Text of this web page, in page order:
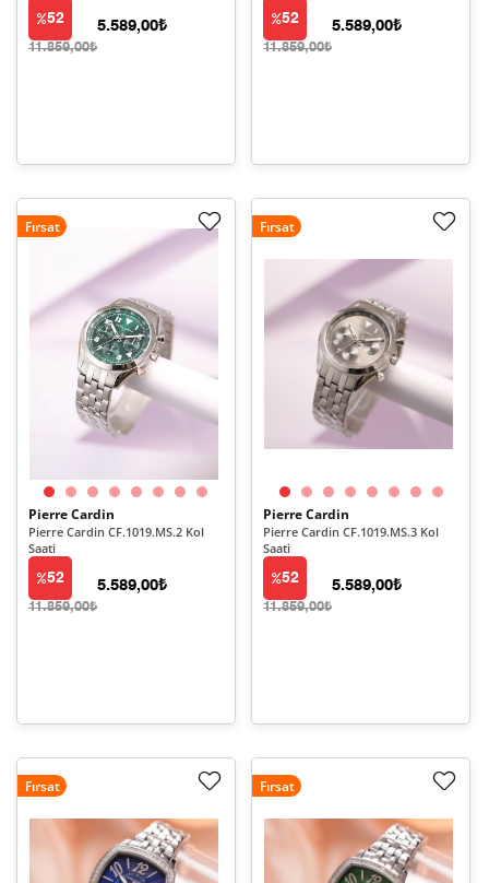
52
11.859,00₺
5.589,00₺ 52
11.859,00₺
5.589,00₺
Fırsat
Pierre Cardin
Pierre Cardin CF.1019.MS.2 Kol
Saati
52
11.859,00₺
5.589,00₺
Fırsat
Pierre Cardin
Pierre Cardin CF.1019.MS.3 Kol
Saati
52
11.859,00₺
5.589,00₺
Fırsat Fırsat